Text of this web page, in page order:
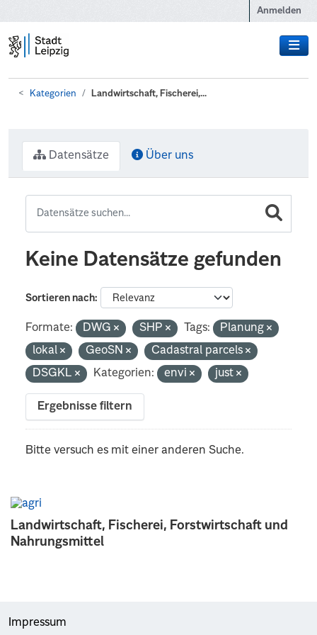
Anmelden
Kategorien Landwirtschaft, Fischerei,...
Landwirtschaft, Fischerei, Forstwirtschaft und
Nahrungsmittel
Datensätze Über uns
Keine Datensätze gefunden
Sortieren nach
Formate: DWG SHP Tags:
Planung
lokal
GeoSN
Cadastral parcels
DSGKL
Kategorien: envi just
Ergebnisse filtern
Bitte versuch es mit einer anderen Suche.
Impressum